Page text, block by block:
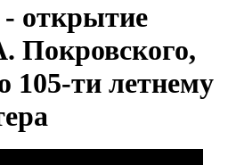
открытие
Покровского,
105-ти летнему